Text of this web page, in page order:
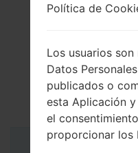
Política de
Los usuarios
Datos
publicados o
esta Aplicación
el
proporcionar los